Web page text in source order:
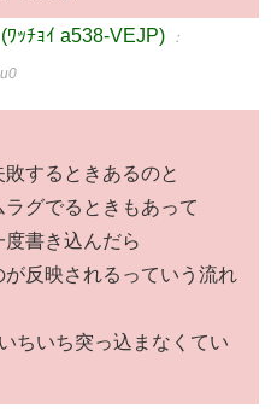
ｯﾁｮｲ a538-VEJP) ：
するときあるのと
グでるときもあって
書き込んだら
反映されるっていう流れ
ちいち突っ込まなくてい